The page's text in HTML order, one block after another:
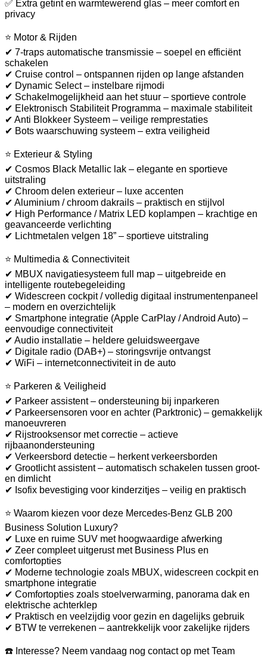
✅ Extra getint en warmtewerend glas – meer comfort en
privacy
⭐ Motor & Rijden
✔ 7-traps automatische transmissie – soepel en efficiënt
schakelen
✔ Cruise control – ontspannen rijden op lange afstanden
✔ Dynamic Select – instelbare rijmodi
✔ Schakelmogelijkheid aan het stuur – sportieve controle
✔ Elektronisch Stabiliteit Programma – maximale stabiliteit
✔ Anti Blokkeer Systeem – veilige remprestaties
✔ Bots waarschuwing systeem – extra veiligheid
⭐ Exterieur & Styling
✔ Cosmos Black Metallic lak – elegante en sportieve
uitstraling
✔ Chroom delen exterieur – luxe accenten
✔ Aluminium / chroom dakrails – praktisch en stijlvol
✔ High Performance / Matrix LED koplampen – krachtige en
geavanceerde verlichting
✔ Lichtmetalen velgen 18” – sportieve uitstraling
⭐ Multimedia & Connectiviteit
✔ MBUX navigatiesysteem full map – uitgebreide en
intelligente routebegeleiding
✔ Widescreen cockpit / volledig digitaal instrumentenpaneel
– modern en overzichtelijk
✔ Smartphone integratie (Apple CarPlay / Android Auto) –
eenvoudige connectiviteit
✔ Audio installatie – heldere geluidsweergave
✔ Digitale radio (DAB+) – storingsvrije ontvangst
✔ WiFi – internetconnectiviteit in de auto
⭐ Parkeren & Veiligheid
✔ Parkeer assistent – ondersteuning bij inparkeren
✔ Parkeersensoren voor en achter (Parktronic) – gemakkelijk
manoeuvreren
✔ Rijstrooksensor met correctie – actieve
rijbaanondersteuning
✔ Verkeersbord detectie – herkent verkeersborden
✔ Grootlicht assistent – automatisch schakelen tussen groot-
en dimlicht
✔ Isofix bevestiging voor kinderzitjes – veilig en praktisch
⭐ Waarom kiezen voor deze Mercedes-Benz GLB 200
Business Solution Luxury?
✔ Luxe en ruime SUV met hoogwaardige afwerking
✔ Zeer compleet uitgerust met Business Plus en
comfortopties
✔ Moderne technologie zoals MBUX, widescreen cockpit en
smartphone integratie
✔ Comfortopties zoals stoelverwarming, panorama dak en
elektrische achterklep
✔ Praktisch en veelzijdig voor gezin en dagelijks gebruik
✔ BTW te verrekenen – aantrekkelijk voor zakelijke rijders
☎️ Interesse? Neem vandaag nog contact op met Team